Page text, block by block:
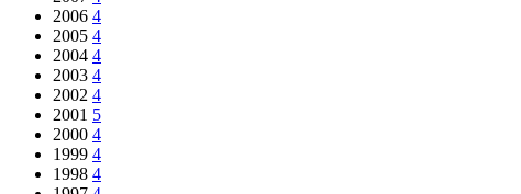
2006 4
2005 4
2004 4
2003 4
2002 4
2001 5
2000 4
1999 4
1998 4